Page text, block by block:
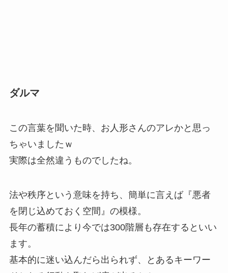
ダルマ
この言葉を聞いた時、お人形さんのアレかと思っ
ちゃいましたｗ
実際は全然違うものでしたね。
法や秩序という意味を持ち、簡単に言えば『悪者
を閉じ込めておく空間』の模様。
長年の蓄積により今では300階層も存在するといい
ます。
基本的に迷い込んだら出られず、とあるキーワー